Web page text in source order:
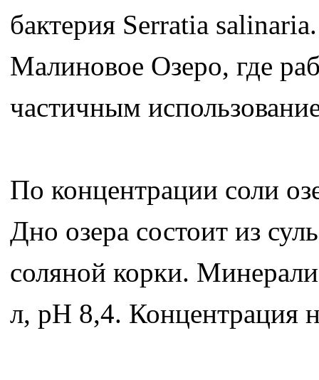
бактерия Serratia
Малиновое Озеро, где
частичным
По концентрации соли
Дно озера состоит из
соляной корки.
л, pH 8,4. Концентрация